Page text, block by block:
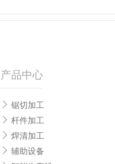
产品中心
锯切加工
杆件加工
焊清加工
辅助设备